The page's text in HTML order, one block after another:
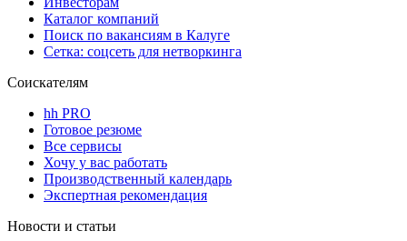
Каталог компаний
Поиск по вакансиям в Калуге
Сетка: соцсеть для нетворкинга
Соискателям
hh PRO
Готовое резюме
Все сервисы
Хочу у вас работать
Производственный календарь
Экспертная рекомендация
Новости и статьи